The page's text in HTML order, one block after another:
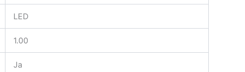
LED
1.00
Ja